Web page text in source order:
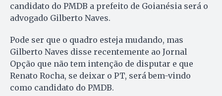
candidato do PMDB a prefeito de Goianésia será o
advogado Gilberto Naves.
Pode ser que o quadro esteja mudando, mas
Gilberto Naves disse recentemente ao Jornal
Opção que não tem intenção de disputar e que
Renato Rocha, se deixar o PT, será bem-vindo
como candidato do PMDB.